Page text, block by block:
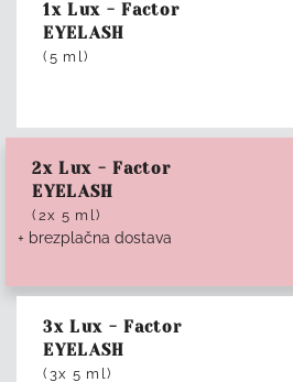
1x Lux - Factor
EYELASH
(5 ml)
2x Lux - Factor
EYELASH
(2x 5 ml)
+ brezplačna dostava
3x Lux - Factor
EYELASH
(3x 5 ml)